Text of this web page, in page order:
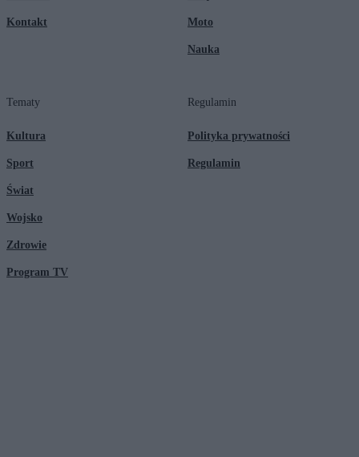
Kontakt Moto
Nauka
Tematy
Kultura
Sport
Świat
Wojsko
Zdrowie
Program TV
Regulamin
Polityka prywatności
Regulamin